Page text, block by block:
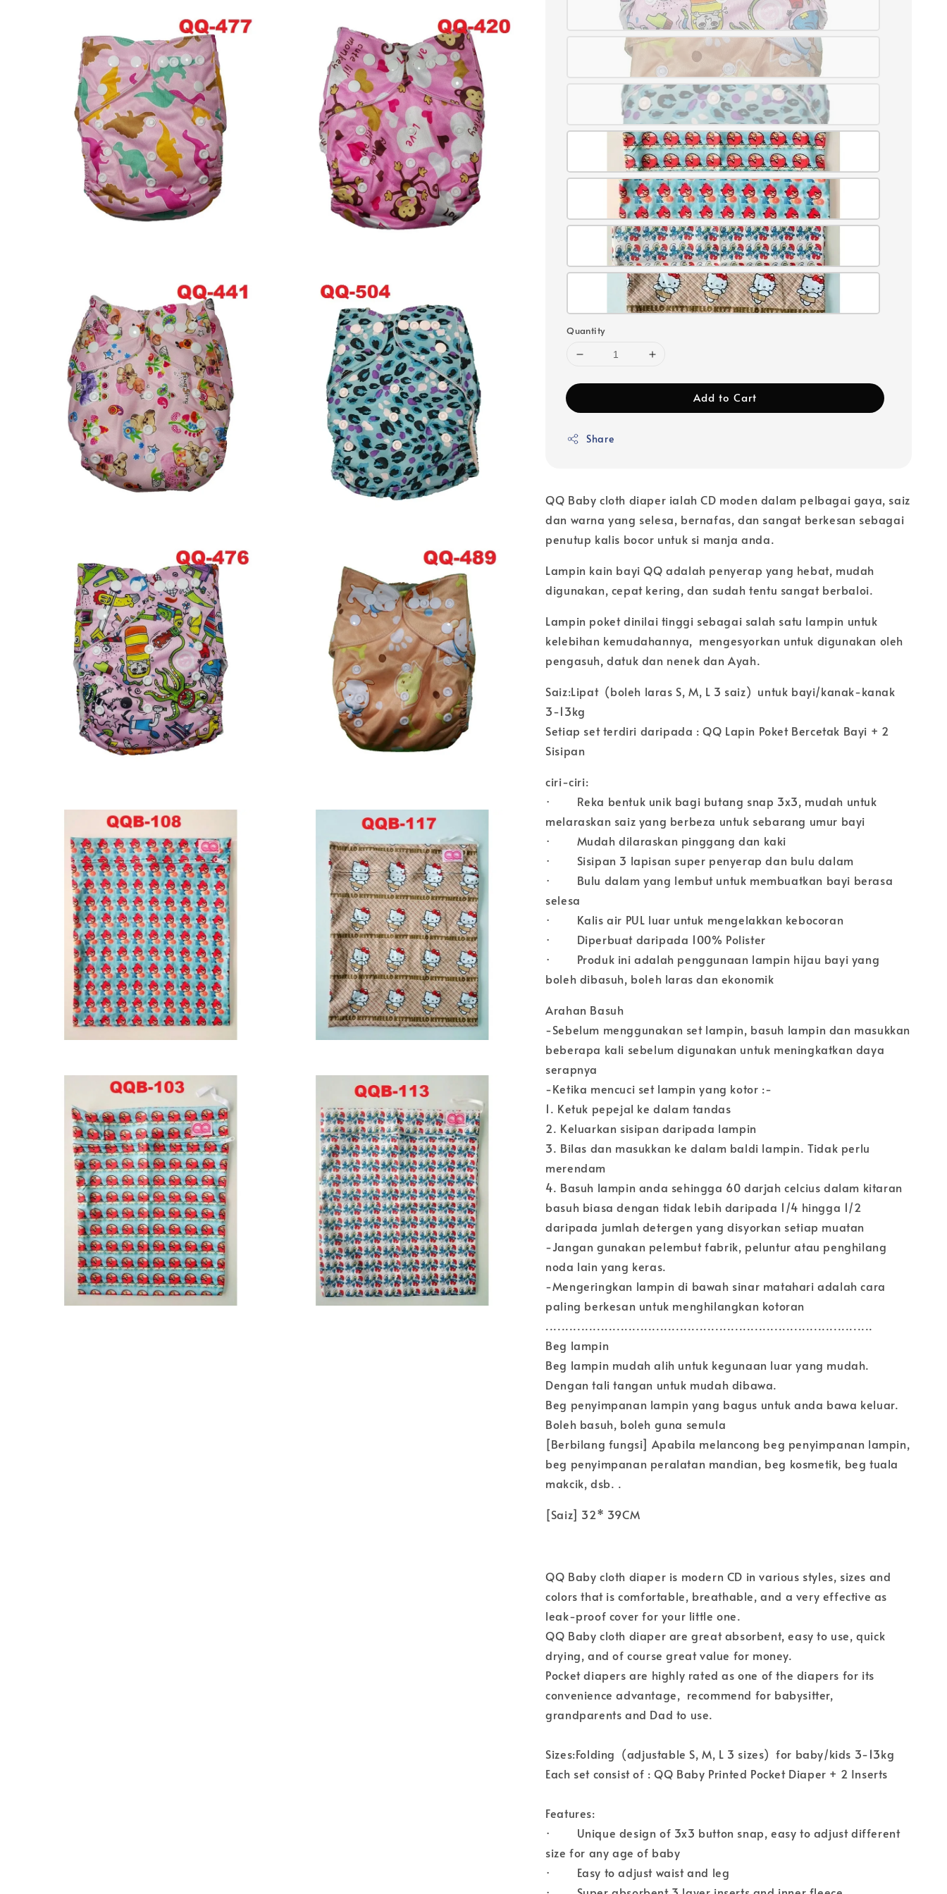
Quantity
Add to Cart
Share
QQ Baby cloth diaper ialah CD moden dalam pelbagai gaya, saiz
dan warna yang selesa, bernafas, dan sangat berkesan sebagai
penutup kalis bocor untuk si manja anda.
Lampin kain bayi QQ adalah penyerap yang hebat, mudah
digunakan, cepat kering, dan sudah tentu sangat berbaloi.
Lampin poket dinilai tinggi sebagai salah satu lampin untuk
kelebihan kemudahannya, mengesyorkan untuk digunakan oleh
pengasuh, datuk dan nenek dan Ayah.
Saiz:Lipat (boleh laras S, M, L 3 saiz) untuk bayi/kanak-kanak
3-13kg
Setiap set terdiri daripada : QQ Lapin Poket Bercetak Bayi + 2
Sisipan
ciri-ciri:
· Reka bentuk unik bagi butang snap 3x3, mudah untuk
melaraskan saiz yang berbeza untuk sebarang umur bayi
· Mudah dilaraskan pinggang dan kaki
· Sisipan 3 lapisan super penyerap dan bulu dalam
· Bulu dalam yang lembut untuk membuatkan bayi berasa
selesa
· Kalis air PUL luar untuk mengelakkan kebocoran
· Diperbuat daripada 100% Polister
· Produk ini adalah penggunaan lampin hijau bayi yang
boleh dibasuh, boleh laras dan ekonomik
Arahan Basuh
-Sebelum menggunakan set lampin, basuh lampin dan masukkan
beberapa kali sebelum digunakan untuk meningkatkan daya
serapnya
-Ketika mencuci set lampin yang kotor :-
1. Ketuk pepejal ke dalam tandas
2. Keluarkan sisipan daripada lampin
3. Bilas dan masukkan ke dalam baldi lampin. Tidak perlu
merendam
4. Basuh lampin anda sehingga 60 darjah celcius dalam kitaran
basuh biasa dengan tidak lebih daripada 1/4 hingga 1/2
daripada jumlah detergen yang disyorkan setiap muatan
-Jangan gunakan pelembut fabrik, peluntur atau penghilang
noda lain yang keras.
-Mengeringkan lampin di bawah sinar matahari adalah cara
paling berkesan untuk menghilangkan kotoran
...................................................................................
Beg lampin
Beg lampin mudah alih untuk kegunaan luar yang mudah.
Dengan tali tangan untuk mudah dibawa.
Beg penyimpanan lampin yang bagus untuk anda bawa keluar.
Boleh basuh, boleh guna semula
[Berbilang fungsi] Apabila melancong beg penyimpanan lampin,
beg penyimpanan peralatan mandian, beg kosmetik, beg tuala
makcik, dsb. .
[Saiz] 32* 39CM
QQ Baby cloth diaper is modern CD in various styles, sizes and
colors that is comfortable, breathable, and a very effective as
leak-proof cover for your little one.
QQ Baby cloth diaper are great absorbent, easy to use, quick
drying, and of course great value for money.
Pocket diapers are highly rated as one of the diapers for its
convenience advantage, recommend for babysitter,
grandparents and Dad to use.
Sizes:Folding (adjustable S, M, L 3 sizes) for baby/kids 3-13kg
Each set consist of : QQ Baby Printed Pocket Diaper + 2 Inserts
Features:
· Unique design of 3x3 button snap, easy to adjust different
size for any age of baby
· Easy to adjust waist and leg